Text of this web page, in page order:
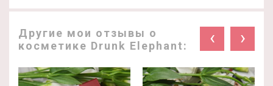
Другие мои отзывы о
косметике Drunk Elephant:
‹ ›